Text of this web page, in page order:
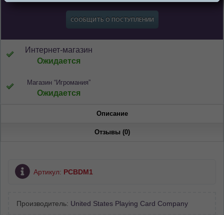
СООБЩИТЬ О ПОСТУПЛЕНИИ
Интернет-магазин
Ожидается
Магазин “Игромания”
Ожидается
Описание
Отзывы (0)
Артикул: PCBDM1
Производитель: United States Playing Card Company